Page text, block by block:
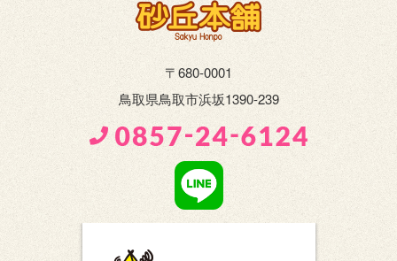
〒680-0001
鳥取県鳥取市浜坂1390-239